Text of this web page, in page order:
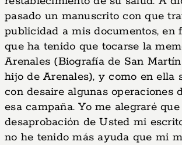
pasado un manuscrito con que
publicidad a mis documentos, en
que ha tenido que tocarse la
Arenales (Biografía de San
hijo de Arenales), y como en ella
con desaire algunas operaciones
esa campaña. Yo me alegraré
desaprobación de Usted mi
no he tenido más ayuda que mi